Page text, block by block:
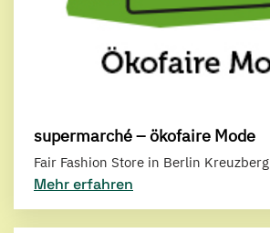
supermarché – ökofaire Mode
Fair Fashion Store in Berlin Kreuzberg
Mehr erfahren